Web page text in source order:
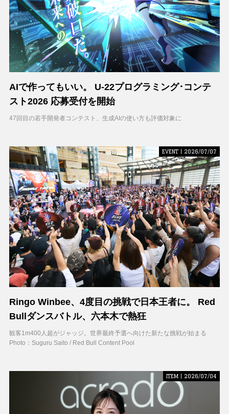
AIで作ってもいい。 U-22プログラミング･コンテ
スト2026 応募受付を開始
47回目の若手開発者コンテスト、生成AIの使い方も評価対象に
EVENT | 2026/07/07
Ringo Winbee、4度目の挑戦で日本王者に。 Red
Bullダンスバトル、六本木で熱狂
観客1m400人超がジャッジ。世界最終予選へ向けた新たな挑戦が始まる
Photo：Suguru Saito / Red Bull Content Pool
ITEM | 2026/07/04